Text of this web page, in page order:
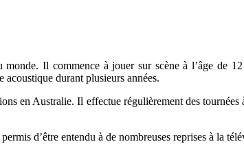
Il commence à jouer sur scène à l’âge de
durant plusieurs années.
en Australie. Il effectue régulièrement des
d’être entendu à de nombreuses reprises à la